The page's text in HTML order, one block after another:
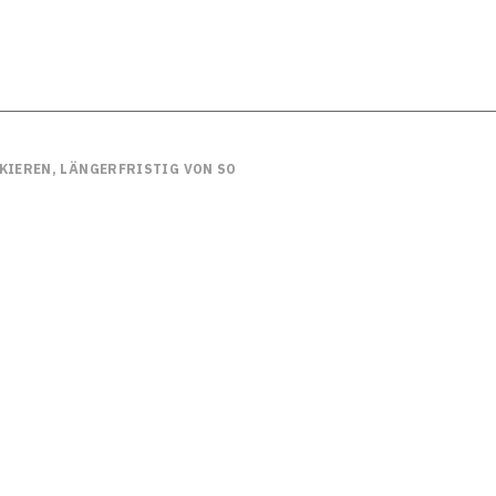
LÄNGERFRISTIG VON SOZIALLEISTUNGEN ABHÄNGIG ZU